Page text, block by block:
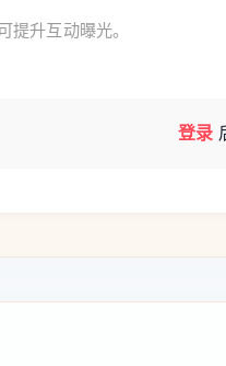
要少。
成验房，相关记录日
tui-fang-shi-zhe-ge-xi-jie-
提升互动曝光。
登录